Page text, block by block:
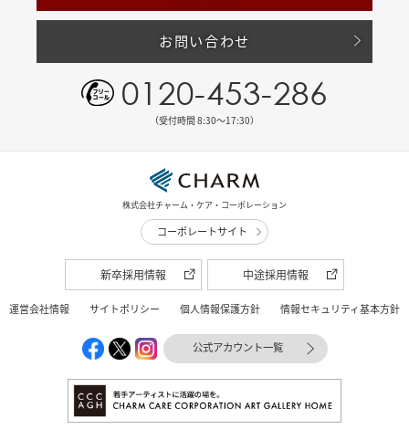
お問い合わせ
0120-453-286
（受付時間 8:30〜17:30）
株式会社チャーム・ケア・コーポレーション
コーポレートサイト
新卒採用情報 中途採用情報
運営会社情報 サイトポリシー 個人情報保護方針 情報セキュリティ基本方針
公式アカウント一覧